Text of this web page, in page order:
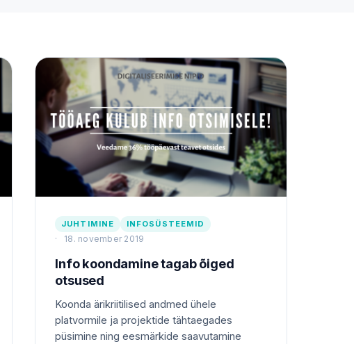
JUHTIMINE INFOSÜSTEEMID
18. november 2019
Info koondamine tagab õiged
otsused
Koonda ärikriitilised andmed ühele
platvormile ja projektide tähtaegades
püsimine ning eesmärkide saavutamine